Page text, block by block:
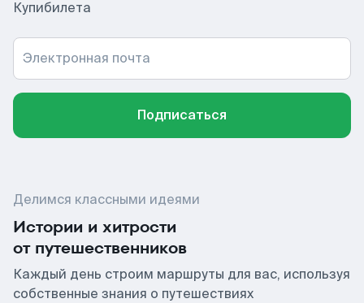
Купибилета
Электронная почта
Подписаться
Делимся классными идеями
Истории и хитрости
от путешественников
Каждый день строим маршруты для вас, используя
собственные знания о путешествиях